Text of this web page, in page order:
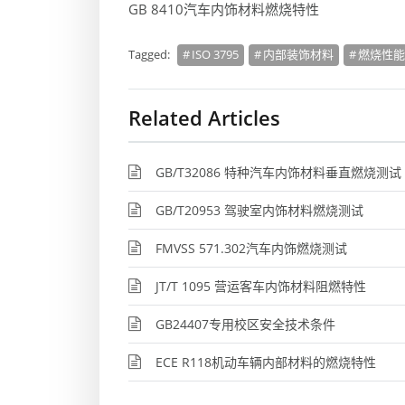
GB 8410汽车内饰材料燃烧特性
Tagged: ISO 3795 内部装饰材料 燃烧性能
Related Articles
GB/T32086 特种汽车内饰材料垂直燃烧测试
GB/T20953 驾驶室内饰材料燃烧测试
FMVSS 571.302汽车内饰燃烧测试
JT/T 1095 营运客车内饰材料阻燃特性
GB24407专用校区安全技术条件
ECE R118机动车辆内部材料的燃烧特性